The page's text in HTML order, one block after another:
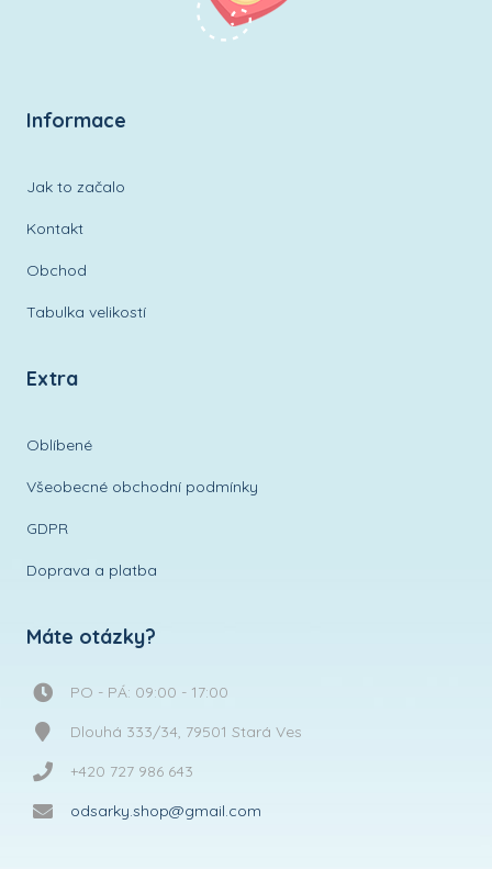
Informace
Jak to začalo
Kontakt
Obchod
Tabulka velikostí
Extra
Oblíbené
Všeobecné obchodní podmínky
GDPR
Doprava a platba
Máte otázky?
PO - PÁ: 09:00 - 17:00
Dlouhá 333/34, 79501 Stará Ves
+420 727 986 643
odsarky.shop@gmail.com